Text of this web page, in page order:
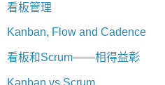
看板管理
Kanban, Flow and Cadence
看板和Scrum——相得益彰